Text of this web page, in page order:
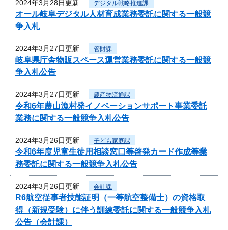
2024年3月28日更新 デジタル戦略推進課
オール岐阜デジタル人材育成業務委託に関する一般競
争入札
2024年3月27日更新 管財課
岐阜県庁舎物販スペース運営業務委託に関する一般競
争入札公告
2024年3月27日更新 農産物流通課
令和6年農山漁村発イノベーションサポート事業委託
業務に関する一般競争入札公告
2024年3月26日更新 子ども家庭課
令和6年度児童生徒用相談窓口等啓発カード作成等業
務委託に関する一般競争入札公告
2024年3月26日更新 会計課
R6航空従事者技能証明（一等航空整備士）の資格取
得（新規受験）に伴う訓練委託に関する一般競争入札
公告（会計課）